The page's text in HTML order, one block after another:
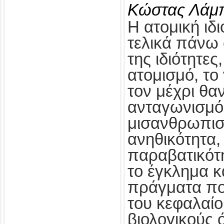
Κώστας
Η ατομική
τελικά πάνω
της
ατομισμό,
τον μέχρι
ανηθικότητα,
το έγκλημα
πράγματα
του
βιολογικούς